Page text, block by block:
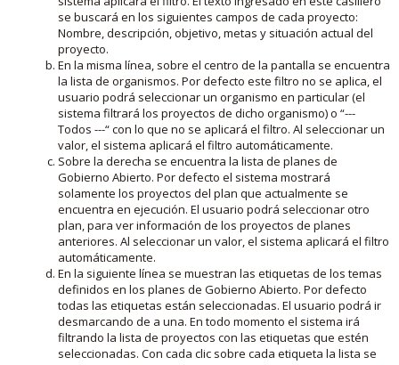
se buscará en los siguientes campos de cada proyecto:
Nombre, descripción, objetivo, metas y situación actual del
proyecto.
En la misma línea, sobre el centro de la pantalla se encuentra
la lista de organismos. Por defecto este filtro no se aplica, el
usuario podrá seleccionar un organismo en particular (el
sistema filtrará los proyectos de dicho organismo) o “---
Todos ---“ con lo que no se aplicará el filtro. Al seleccionar un
valor, el sistema aplicará el filtro automáticamente.
Sobre la derecha se encuentra la lista de planes de
Gobierno Abierto. Por defecto el sistema mostrará
solamente los proyectos del plan que actualmente se
encuentra en ejecución. El usuario podrá seleccionar otro
plan, para ver información de los proyectos de planes
anteriores. Al seleccionar un valor, el sistema aplicará el filtro
automáticamente.
En la siguiente línea se muestran las etiquetas de los temas
definidos en los planes de Gobierno Abierto. Por defecto
todas las etiquetas están seleccionadas. El usuario podrá ir
desmarcando de a una. En todo momento el sistema irá
filtrando la lista de proyectos con las etiquetas que estén
seleccionadas. Con cada clic sobre cada etiqueta la lista se